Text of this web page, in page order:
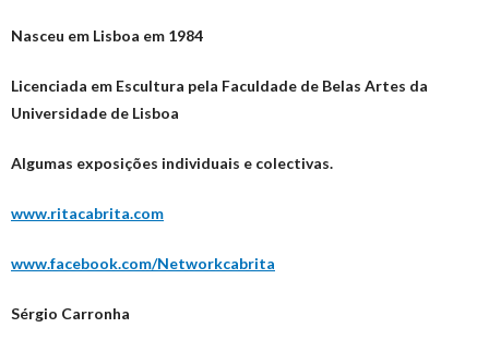
Nasceu em Lisboa em 1984
Licenciada em Escultura pela Faculdade de Belas Artes da
Universidade de Lisboa
Algumas exposições individuais e colectivas.
www.ritacabrita.com
www.facebook.com/Networkcabrita
Sérgio Carronha